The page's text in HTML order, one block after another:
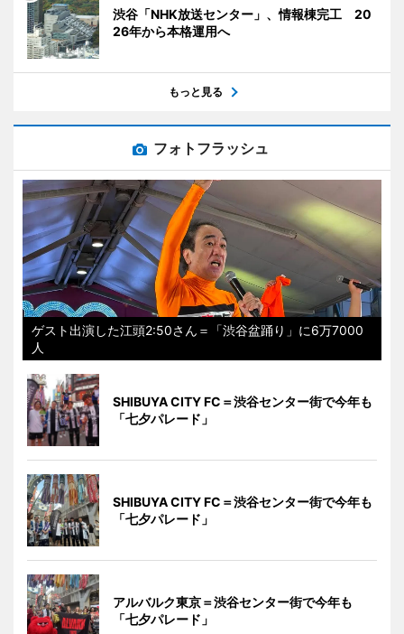
渋谷「NHK放送センター」、情報棟完工 20
26年から本格運用へ
もっと見る
フォトフラッシュ
ゲスト出演した江頭2:50さん＝「渋谷盆踊り」に6万7000
人
SHIBUYA CITY FC＝渋谷センター街で今年も
「七夕パレード」
SHIBUYA CITY FC＝渋谷センター街で今年も
「七夕パレード」
アルバルク東京＝渋谷センター街で今年も
「七夕パレード」